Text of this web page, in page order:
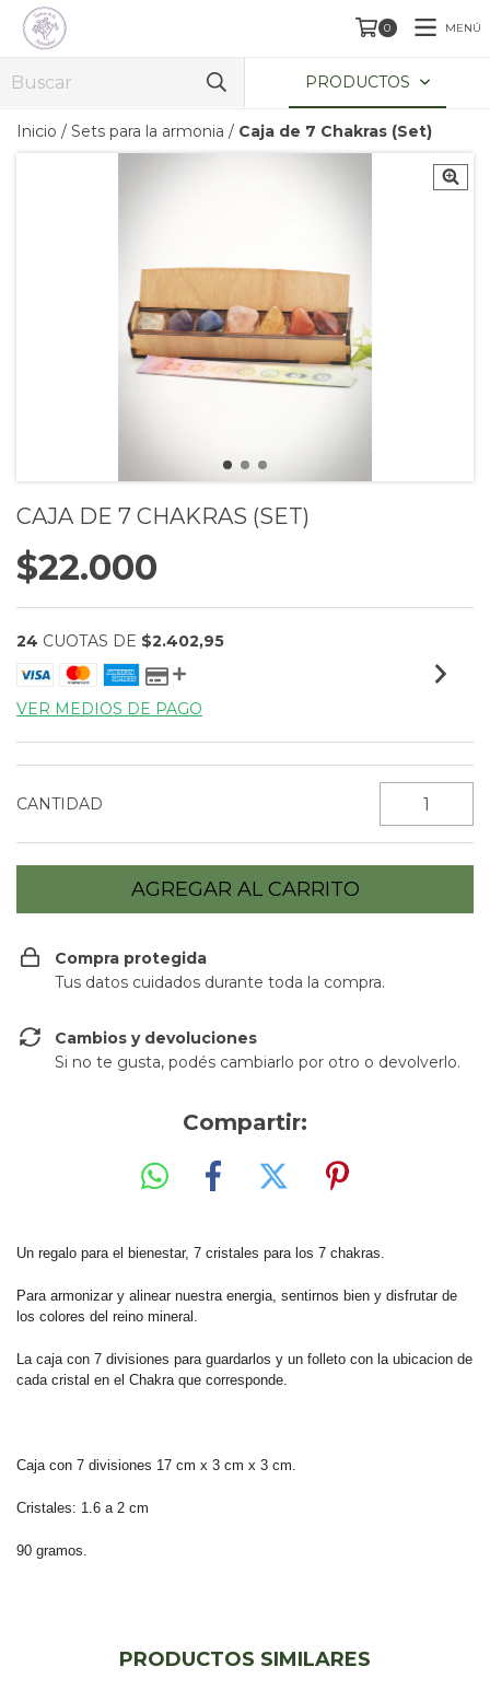
0 MENÚ
PRODUCTOS
Inicio / Sets para la armonia / Caja de 7 Chakras (Set)
CAJA DE 7 CHAKRAS (SET)
$22.000
24 CUOTAS DE $2.402,95
VER MEDIOS DE PAGO
CANTIDAD
Compra protegida
Tus datos cuidados durante toda la compra.
Cambios y devoluciones
Si no te gusta, podés cambiarlo por otro o devolverlo.
Compartir:
Un regalo para el bienestar, 7 cristales para los 7 chakras.
Para armonizar y alinear nuestra energia, sentirnos bien y disfrutar de
los colores del reino mineral.
La caja con 7 divisiones para guardarlos y un folleto con la ubicacion de
cada cristal en el Chakra que corresponde.
Caja con 7 divisiones 17 cm x 3 cm x 3 cm.
Cristales: 1.6 a 2 cm
90 gramos.
PRODUCTOS SIMILARES